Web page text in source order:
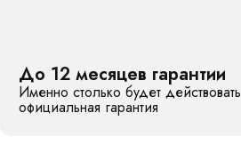
До 12 месяцев гарантии
Именно столько будет действовать
официальная гарантия